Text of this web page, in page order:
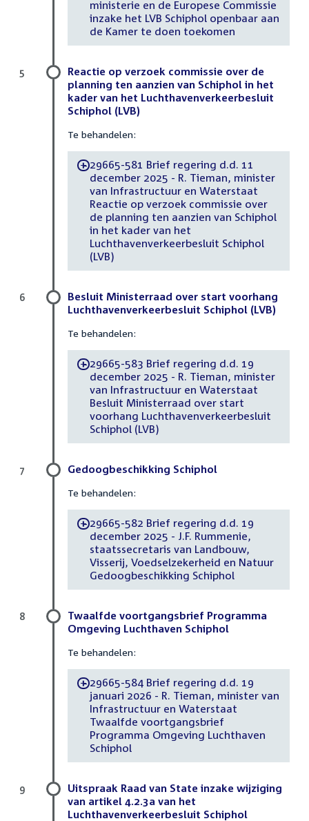
ministerie en de Europese Commissie
inzake het LVB Schiphol openbaar aan
de Kamer te doen toekomen
Reactie op verzoek commissie over de
planning ten aanzien van Schiphol in het
kader van het Luchthavenverkeerbesluit
Schiphol (LVB)
Te behandelen:
-29665-581 Brief regering d.d. 11
december 2025 - R. Tieman, minister
van Infrastructuur en Waterstaat
Reactie op verzoek commissie over
de planning ten aanzien van Schiphol
in het kader van het
Luchthavenverkeerbesluit Schiphol
(LVB)
5
Besluit Ministerraad over start voorhang
Luchthavenverkeerbesluit Schiphol (LVB)
Te behandelen:
-29665-583 Brief regering d.d. 19
december 2025 - R. Tieman, minister
van Infrastructuur en Waterstaat
Besluit Ministerraad over start
voorhang Luchthavenverkeerbesluit
Schiphol (LVB)
6
Gedoogbeschikking Schiphol
Te behandelen:
-29665-582 Brief regering d.d. 19
december 2025 - J.F. Rummenie,
staatssecretaris van Landbouw,
Visserij, Voedselzekerheid en Natuur
Gedoogbeschikking Schiphol
7
Twaalfde voortgangsbrief Programma
Omgeving Luchthaven Schiphol
Te behandelen:
-29665-584 Brief regering d.d. 19
januari 2026 - R. Tieman, minister van
Infrastructuur en Waterstaat
Twaalfde voortgangsbrief
Programma Omgeving Luchthaven
Schiphol
8
Uitspraak Raad van State inzake wijziging
van artikel 4.2.3a van het
Luchthavenverkeerbesluit Schiphol
9